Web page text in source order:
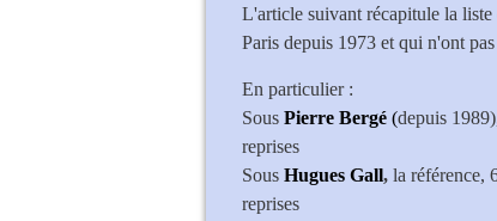
L'article suivant récapitule la
Paris depuis 1973 et qui n'ont
En particulier :
Sous Pierre Bergé (depuis
reprises
Sous Hugues Gall, la référence,
reprises